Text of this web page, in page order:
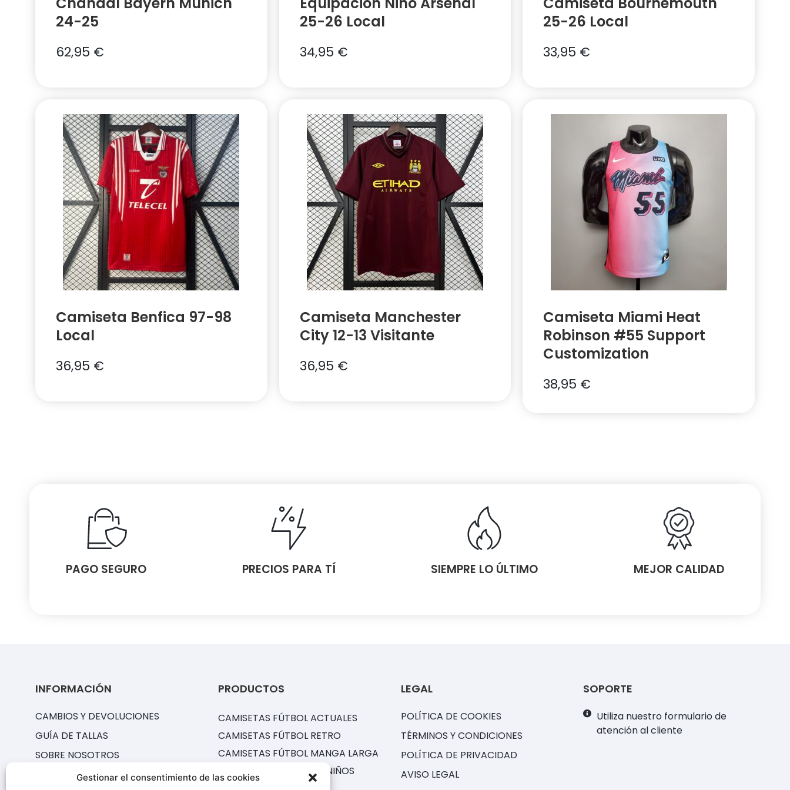
Gestionar el consentimiento de las cookies
24-25
62,95 €
25-26 Local
34,95 €
25-26 Local
33,95 €
Camiseta Benfica 97-98
Local
36,95 €
Camiseta Manchester
City 12-13 Visitante
36,95 €
Camiseta Miami Heat
Robinson #55 Support
Customization
38,95 €
PAGO SEGURO PRECIOS PARA TÍ SIEMPRE LO ÚLTIMO MEJOR CALIDAD
INFORMACIÓN
CAMBIOS Y DEVOLUCIONES
GUÍA DE TALLAS
SOBRE NOSOTROS
PREGUNTAS FRECUENTES
PRODUCTOS
CAMISETAS FÚTBOL ACTUALES
CAMISETAS FÚTBOL RETRO
CAMISETAS FÚTBOL MANGA LARGA
EQUIPACIONES FÚTBOL NIÑOS
LEGAL
POLÍTICA DE COOKIES
TÉRMINOS Y CONDICIONES
POLÍTICA DE PRIVACIDAD
AVISO LEGAL
SOPORTE
Utiliza nuestro formulario de
atención al cliente